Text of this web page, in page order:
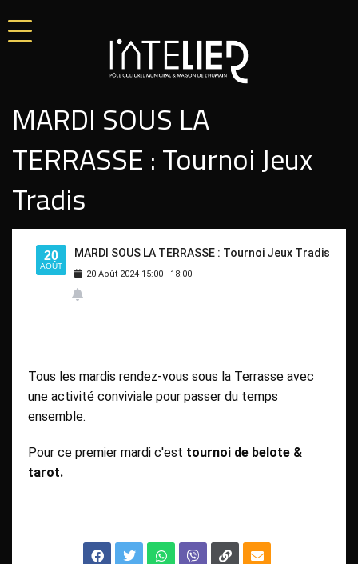
MARDI SOUS LA
TERRASSE : Tournoi Jeux
Tradis
20
AOÛT
MARDI SOUS LA TERRASSE : Tournoi Jeux Tradis
20 Août 2024 15:00 - 18:00
Tous les mardis rendez-vous sous la Terrasse avec
une activité conviviale pour passer du temps
ensemble.
Pour ce premier mardi c'est tournoi de belote &
tarot.